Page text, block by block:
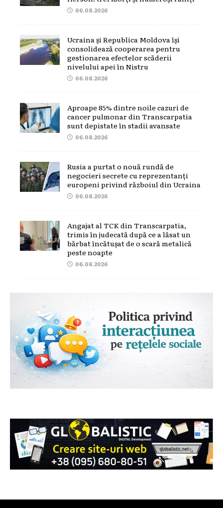
06.08.2026
Ucraina și Republica Moldova își
consolidează cooperarea pentru
gestionarea efectelor scăderii
nivelului apei în Nistru
06.08.2026
Aproape 85% dintre noile cazuri de
cancer pulmonar din Transcarpatia
sunt depistate în stadii avansate
06.08.2026
Rusia a purtat o nouă rundă de
negocieri secrete cu reprezentanți
europeni privind războiul din Ucraina
06.08.2026
Angajat al TCK din Transcarpatia,
trimis în judecată după ce a lăsat un
bărbat încătușat de o scară metalică
peste noapte
06.08.2026